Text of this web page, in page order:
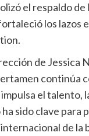
el respaldo
los lazos
de Jessica
continúa
el talento,
sido clave para
de la